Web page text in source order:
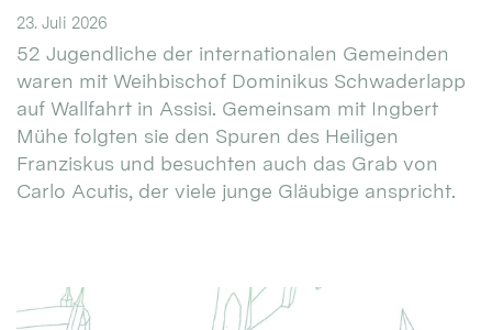
23. Juli 2026
52 Jugendliche der internationalen Gemeinden
waren mit Weihbischof Dominikus Schwaderlapp
auf Wallfahrt in Assisi. Gemeinsam mit Ingbert
Mühe folgten sie den Spuren des Heiligen
Franziskus und besuchten auch das Grab von
Carlo Acutis, der viele junge Gläubige anspricht.